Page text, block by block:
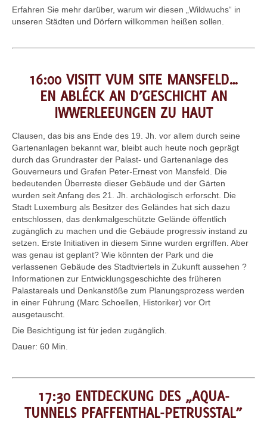
Erfahren Sie mehr darüber, warum wir diesen „Wildwuchs“ in
unseren Städten und Dörfern willkommen heißen sollen.
16:00 VISITT VUM SITE MANSFELD…
EN ABLÉCK AN D’GESCHICHT AN
IWWERLEEUNGEN ZU HAUT
Clausen, das bis ans Ende des 19. Jh. vor allem durch seine
Gartenanlagen bekannt war, bleibt auch heute noch geprägt
durch das Grundraster der Palast- und Gartenanlage des
Gouverneurs und Grafen Peter-Ernest von Mansfeld. Die
bedeutenden Überreste dieser Gebäude und der Gärten
wurden seit Anfang des 21. Jh. archäologisch erforscht. Die
Stadt Luxemburg als Besitzer des Geländes hat sich dazu
entschlossen, das denkmalgeschützte Gelände öffentlich
zugänglich zu machen und die Gebäude progressiv instand zu
setzen. Erste Initiativen in diesem Sinne wurden ergriffen. Aber
was genau ist geplant? Wie könnten der Park und die
verlassenen Gebäude des Stadtviertels in Zukunft aussehen ?
Informationen zur Entwicklungsgeschichte des früheren
Palastareals und Denkanstöße zum Planungsprozess werden
in einer Führung (Marc Schoellen, Historiker) vor Ort
ausgetauscht.
Die Besichtigung ist für jeden zugänglich.
Dauer: 60 Min.
17:30 ENTDECKUNG DES „AQUA-
TUNNELS PFAFFENTHAL-PETRUSSTAL”